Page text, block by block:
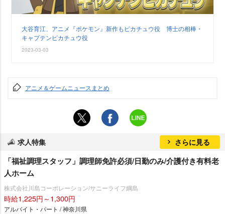
大谷育江、アニメ『ポケモン』新作もピカチュウ役 博士の相棒・
キャプテンピカチュウ役
2023-03-03
アニメ＆ゲームニュースまとめ
求人特集 さらに見る
「福祉調理スタッフ」調理師免許必須/日勤のみ/介護付き有料老
人ホーム
株式会社川島コーポレーション/サニーライフ綱島
時給1,225円～1,300円
アルバイト・パート / 神奈川県